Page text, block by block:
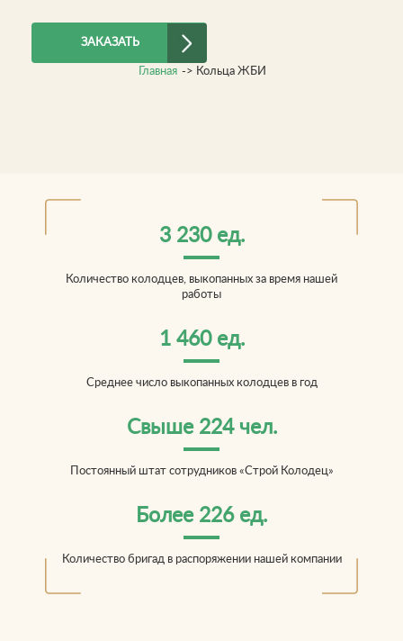
ЗАКАЗАТЬ
Главная -> Кольца ЖБИ
3 230 ед.
Количество колодцев, выкопанных за время нашей
работы
1 460 ед.
Среднее число выкопанных колодцев в год
Свыше 224 чел.
Постоянный штат сотрудников «Строй Колодец»
Более 226 ед.
Количество бригад в распоряжении нашей компании